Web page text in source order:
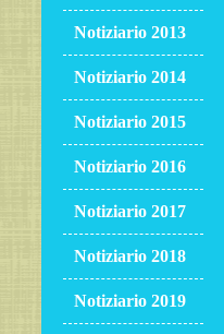
Notiziario 2013
Notiziario 2014
Notiziario 2015
Notiziario 2016
Notiziario 2017
Notiziario 2018
Notiziario 2019